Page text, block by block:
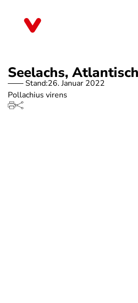
Seelachs,
Stand:26. Januar 2022
Pollachius virens